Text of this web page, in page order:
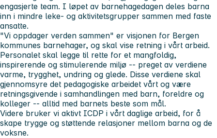
engasjerte team. I løpet av barnehagedagen deles barna
inn i mindre leke- og aktivitetsgrupper sammen med faste
ansatte.
"Vi oppdager verden sammen" er visjonen for Bergen
kommunes barnehager, og skal vise retning i vårt arbeid.
Personalet skal legge til rette for et mangfoldig,
inspirerende og stimulerende miljø -- preget av verdiene
varme, trygghet, undring og glede. Disse verdiene skal
gjennomsyre det pedagogiske arbeidet vårt og være
retningsgivende i samhandlingen med barn, foreldre og
kolleger -- alltid med barnets beste som mål.
Videre bruker vi aktivt ICDP i vårt daglige arbeid, for å
skape trygge og støttende relasjoner mellom barna og de
voksne.